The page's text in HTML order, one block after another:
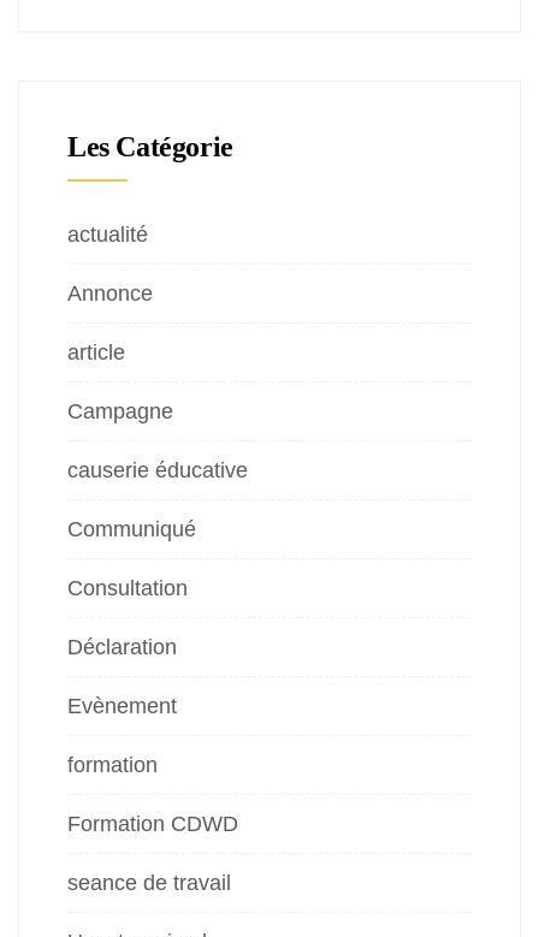
Les Catégorie
actualité
Annonce
article
Campagne
causerie éducative
Communiqué
Consultation
Déclaration
Evènement
formation
Formation CDWD
seance de travail